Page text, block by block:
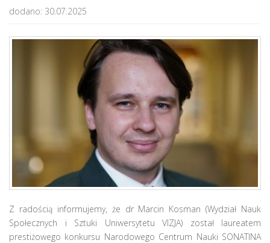
dodano: 30.07.2025
Z radością informujemy, że dr Marcin Kosman (Wydział Nauk
Społecznych i Sztuki Uniwersytetu VIZJA) został laureatem
prestiżowego konkursu Narodowego Centrum Nauki SONATINA